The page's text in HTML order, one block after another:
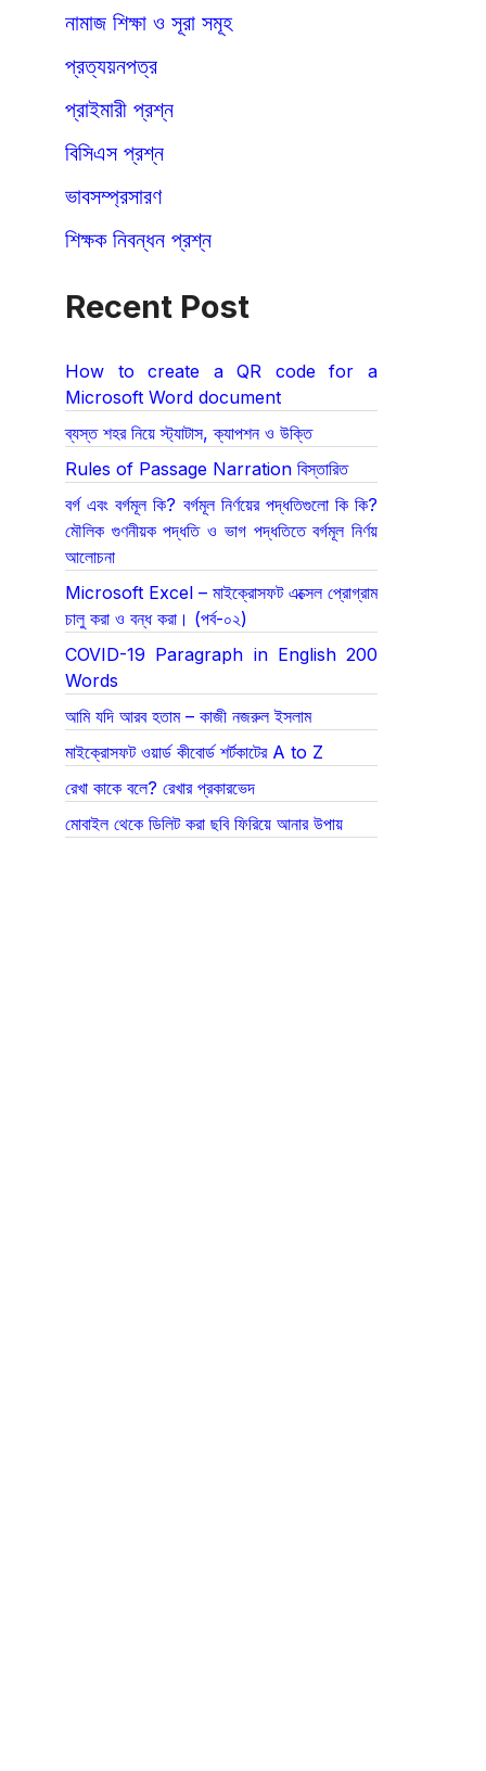
নামাজ শিক্ষা ও সূরা সমূহ
প্রত্যয়নপত্র
প্রাইমারী প্রশ্ন
বিসিএস প্রশ্ন
ভাবসম্প্রসারণ
শিক্ষক নিবন্ধন প্রশ্ন
Recent Post
How to create a QR code for a
Microsoft Word document
ব্যস্ত শহর নিয়ে স্ট্যাটাস, ক্যাপশন ও উক্তি
Rules of Passage Narration বিস্তারিত
বর্গ এবং বর্গমূল কি? বর্গমূল নির্ণয়ের পদ্ধতিগুলো কি কি?
মৌলিক গুণনীয়ক পদ্ধতি ও ভাগ পদ্ধতিতে বর্গমূল নির্ণয়
আলোচনা
Microsoft Excel – মাইক্রোসফট এক্সেল প্রোগ্রাম
চালু করা ও বন্ধ করা। (পর্ব-০২)
COVID-19 Paragraph in English 200
Words
আমি যদি আরব হতাম – কাজী নজরুল ইসলাম
মাইক্রোসফট ওয়ার্ড কীবোর্ড শর্টকাটের A to Z
রেখা কাকে বলে? রেখার প্রকারভেদ
মোবাইল থেকে ডিলিট করা ছবি ফিরিয়ে আনার উপায়